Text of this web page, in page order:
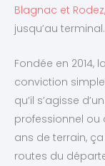
Blagnac et Rodez
jusqu’au terminal.
Fondée en 2014,
conviction
qu’il s’agisse
professionnel ou
ans de terrain,
routes du